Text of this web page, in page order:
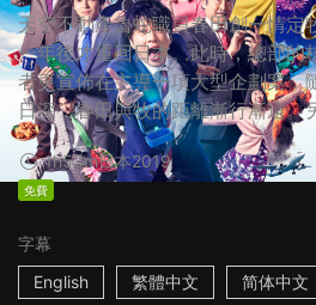
天空不動產魯蛇職員春田創一情定
一年後才重回日本。此時，總部的
者更宣佈在主導一項大型企劃案，
日深，春田與牧的距離漸行漸遠。
1h53m日本2019
免費
字幕
English
繁體中文 简体中文